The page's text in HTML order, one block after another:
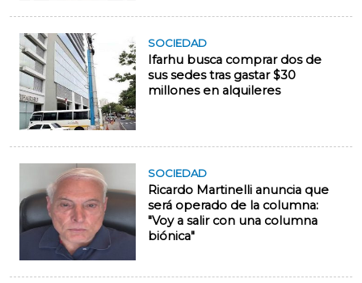
SOCIEDAD
Ifarhu busca comprar dos de
sus sedes tras gastar $30
millones en alquileres
SOCIEDAD
Ricardo Martinelli anuncia que
será operado de la columna:
"Voy a salir con una columna
biónica"